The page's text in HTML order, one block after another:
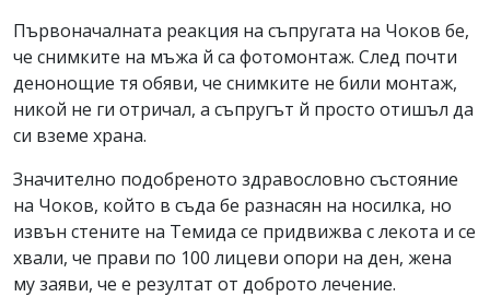
Първоначалната реакция на съпругата на Чоков бе,
че снимките на мъжа й са фотомонтаж. След почти
денонощие тя обяви, че снимките не били монтаж,
никой не ги отричал, а съпругът й просто отишъл да
си вземе храна.
Значително подобреното здравословно състояние
на Чоков, който в съда бе разнасян на носилка, но
извън стените на Темида се придвижва с лекота и се
хвали, че прави по 100 лицеви опори на ден, жена
му заяви, че е резултат от доброто лечение.